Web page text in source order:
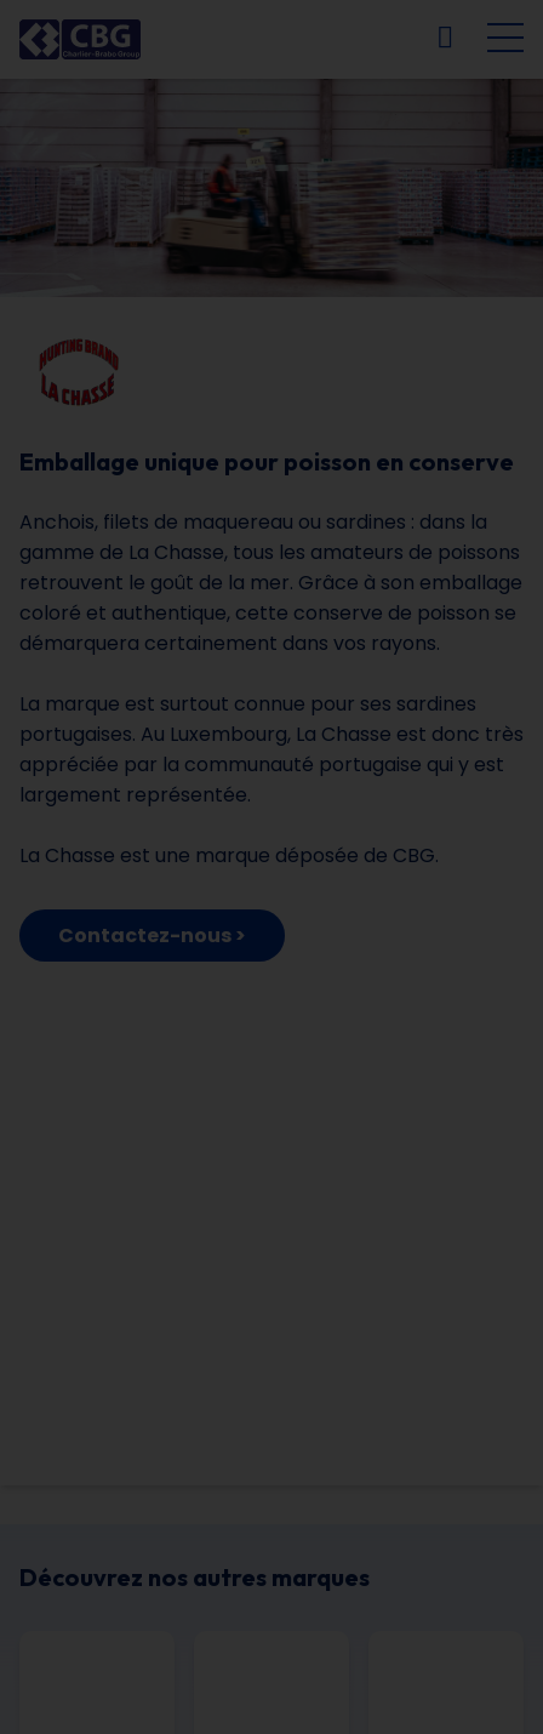
EN DE
Emballage unique pour poisson en conserve
Anchois, filets de maquereau ou sardines : dans la
gamme de La Chasse, tous les amateurs de poissons
retrouvent le goût de la mer. Grâce à son emballage
coloré et authentique, cette conserve de poisson se
démarquera certainement dans vos rayons.
La marque est surtout connue pour ses sardines
portugaises. Au Luxembourg, La Chasse est donc très
appréciée par la communauté portugaise qui y est
largement représentée.
La Chasse est une marque déposée de CBG.
Contactez-nous >
Découvrez nos autres marques